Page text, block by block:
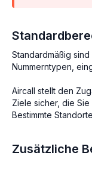
Standardmäßig
Nummerntypen,
Aircall stellt den
Ziele sicher, die
Bestimmte
Zusätzliche